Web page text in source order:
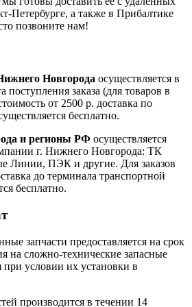
Петербурге, а также в Прибалтике
позвоните нам!
Новгорода осуществляется в
поступления заказа (для товаров в
от 2500 р. доставка по
бесплатно.
и регионы РФ осуществляется
г. Нижнего Новгорода: ТК
Линии, ПЭК и другие. Для заказов
до терминала транспортной
бесплатно.
запчасти предоставляется на срок
на сложно-технические запасные
при условии их установки в
производится в течении 14